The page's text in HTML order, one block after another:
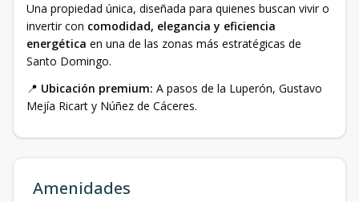
Una propiedad única, diseñada para quienes buscan vivir o
invertir con comodidad, elegancia y eficiencia
energética en una de las zonas más estratégicas de
Santo Domingo.
📍 Ubicación premium: A pasos de la Luperón, Gustavo
Mejía Ricart y Núñez de Cáceres.
Amenidades